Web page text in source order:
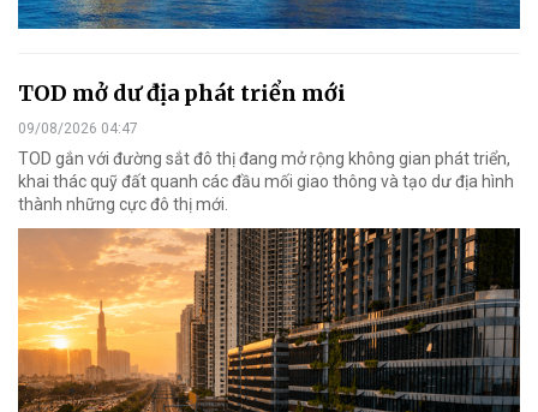
TOD mở dư địa phát triển mới
09/08/2026 04:47
TOD gắn với đường sắt đô thị đang mở rộng không gian phát triển,
khai thác quỹ đất quanh các đầu mối giao thông và tạo dư địa hình
thành những cực đô thị mới.